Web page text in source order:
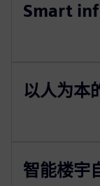
Smart
以人为本
智能楼宇